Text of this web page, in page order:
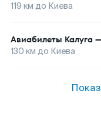
119 км до Киева
Авиабилеты Калуга
130 км до Киева